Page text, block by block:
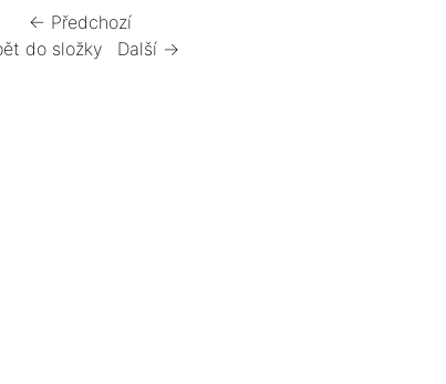
← Předchozí
do složky
Další →